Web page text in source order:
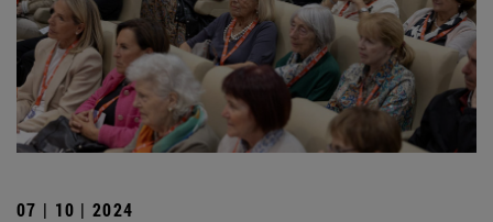
07 | 10 | 2024